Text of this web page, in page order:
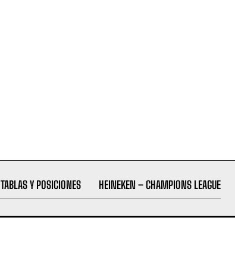
TABLAS Y POSICIONES HEINEKEN – CHAMPIONS LEAGUE